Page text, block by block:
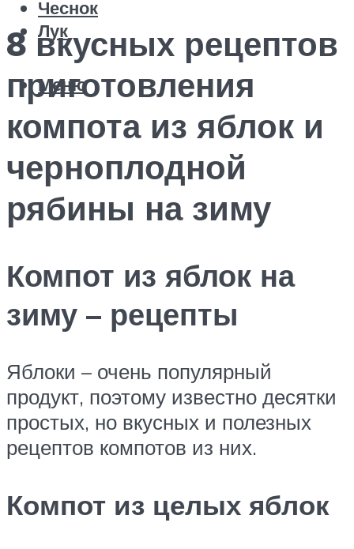
Чеснок
Лук
Меню
8 вкусных рецептов
приготовления
компота из яблок и
черноплодной
рябины на зиму
Компот из яблок на
зиму – рецепты
Яблоки – очень популярный
продукт, поэтому известно десятки
простых, но вкусных и полезных
рецептов компотов из них.
Компот из целых яблок